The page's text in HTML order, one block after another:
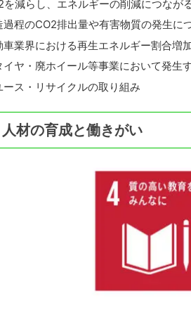
を減らし、エネルギーの削減につなが
過程のCO2排出量や有害物質の発生に
車業界における再生エネルギー割合増
イヤ・廃ホイール等事業において発生
ース・リサイクルの取り組み
人材の育成と働きがい